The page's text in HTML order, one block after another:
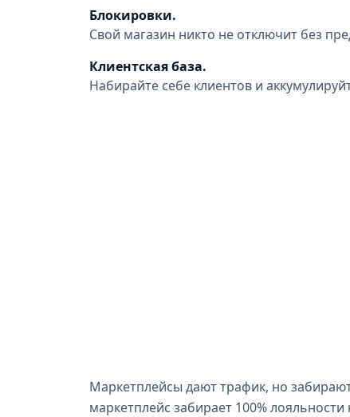
Блокировки.
Свой магазин никто не отключит без
Клиентская база.
Набирайте себе клиентов и
Маркетплейсы дают трафик, но
маркетплейс забирает 100%